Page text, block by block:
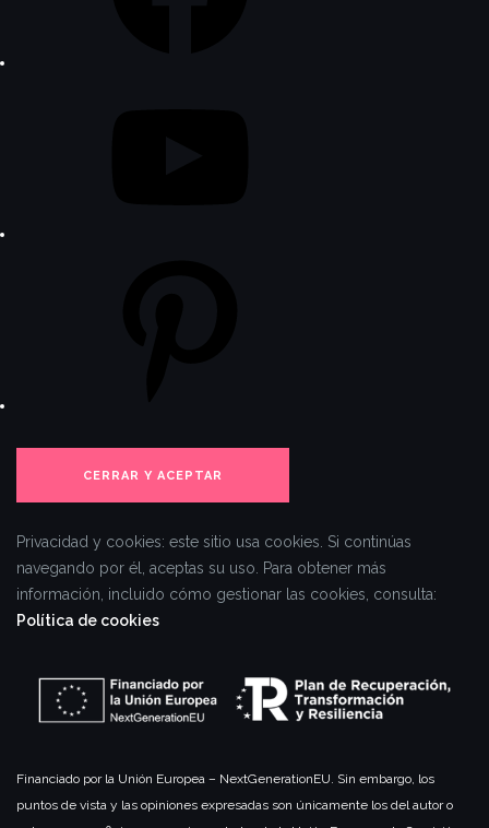
Privacidad y cookies: este sitio usa cookies. Si continúas
navegando por él, aceptas su uso.
Para obtener más
información, incluido cómo gestionar las cookies, consulta:
Política de cookies
Financiado por la Unión Europea – NextGenerationEU. Sin embargo, los
puntos de vista y las opiniones expresadas son únicamente los del autor o